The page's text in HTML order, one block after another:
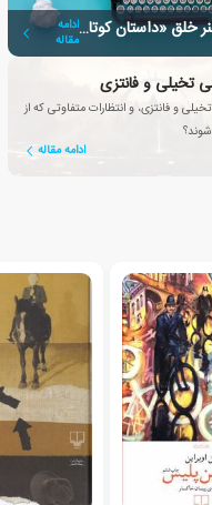
توصیه های «جویس کارول اوتس» درباره هنر خلق «داستان کوتاه»ادامه
مقاله
تخیلی و فانتزی
و فانتزی، و انتظارات متفاوتی که از
ادامه مقاله